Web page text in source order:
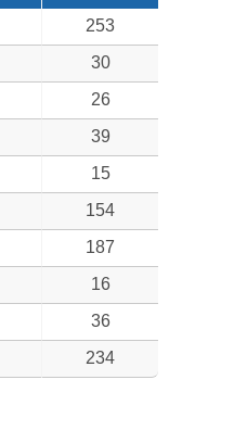
253
30
26
39
15
154
187
16
36
234